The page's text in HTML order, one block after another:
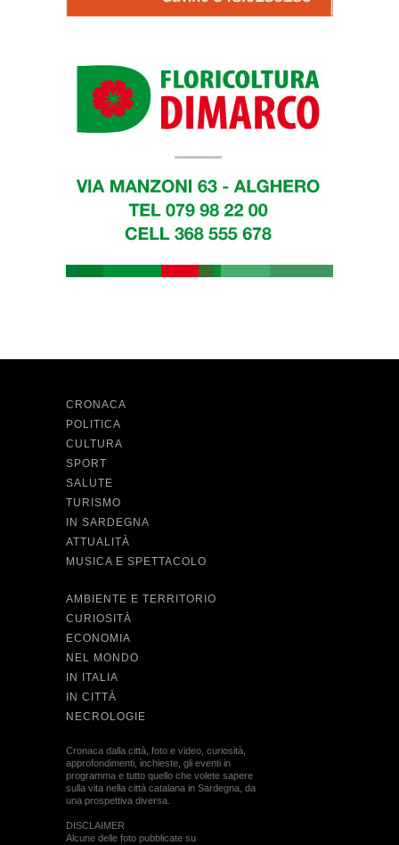
CRONACA
POLITICA
CULTURA
SPORT
SALUTE
TURISMO
IN SARDEGNA
ATTUALITÀ
MUSICA E SPETTACOLO
AMBIENTE E TERRITORIO
CURIOSITÀ
ECONOMIA
NEL MONDO
IN ITALIA
IN CITTÀ
NECROLOGIE
Cronaca dalla città, foto e video, curiosità,
approfondimenti, inchieste, gli eventi in
programma e tutto quello che volete sapere
sulla vita nella città catalana in Sardegna, da
una prospettiva diversa.
DISCLAIMER
Alcune delle foto pubblicate su